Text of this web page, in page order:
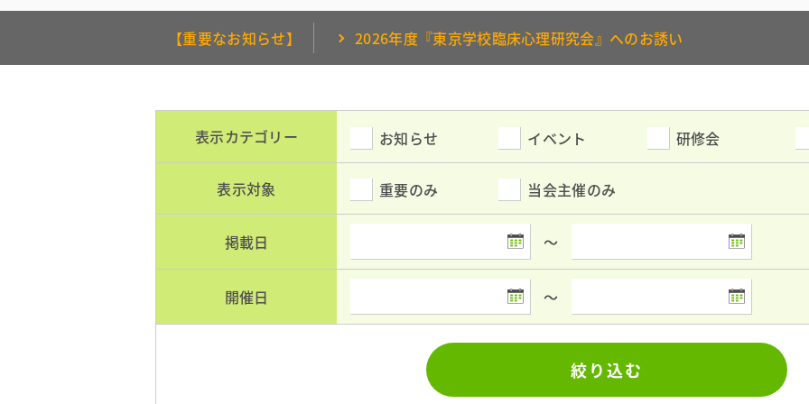
【重要なお知らせ】 2026年度『東京学校臨床心理研究会』へのお誘い
表示カテゴリー お知らせ イベント 研修会
表示対象 重要のみ 当会主催のみ
掲載日 〜
開催日 〜
絞り込む